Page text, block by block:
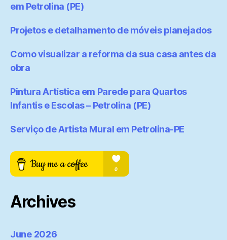
em Petrolina (PE)
Projetos e detalhamento de móveis planejados
Como visualizar a reforma da sua casa antes da
obra
Pintura Artística em Parede para Quartos
Infantis e Escolas – Petrolina (PE)
Serviço de Artista Mural em Petrolina-PE
Archives
June 2026